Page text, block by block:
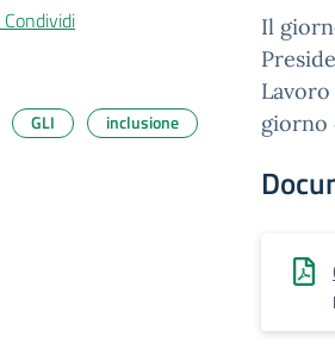
Il
giorno
GLI inclusione